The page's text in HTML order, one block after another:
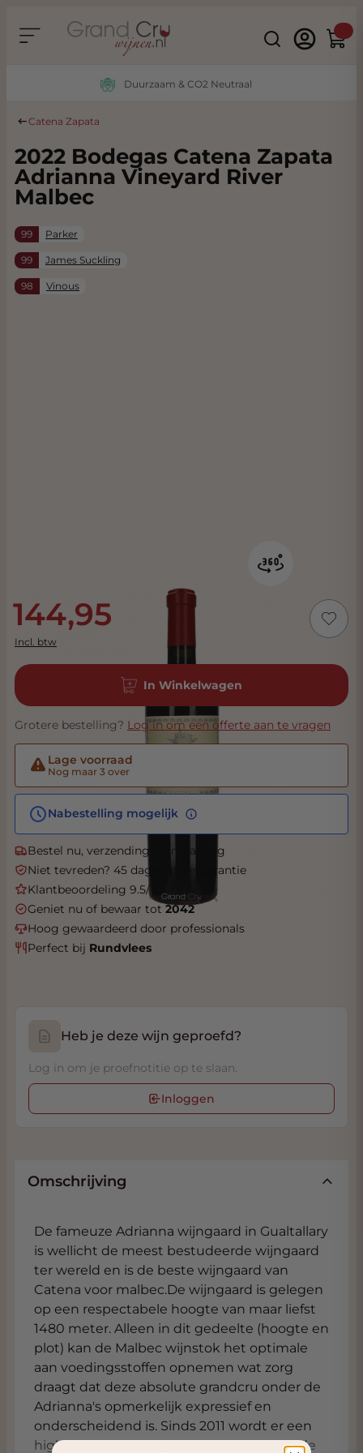
Search
Duurzaam & CO2 Neutraal
Catena Zapata
2022 Bodegas Catena Zapata
Adrianna Vineyard River
Malbec
99 Parker
99 James Suckling
98 Vinous
144,95
Incl. btw
In Winkelwagen
Grotere bestelling? Log in om een offerte aan te vragen
Lage voorraad
Nog maar 3 over
Nabestelling mogelijk
Bestel nu, verzending op maandag
Niet tevreden? 45 dagen proefgarantie
Klantbeoordeling 9.5/10
Geniet nu of bewaar tot2042
Hoog gewaardeerd door professionals
Perfect bij Rundvlees
Heb je deze wijn geproefd?
Log in om je proefnotitie op te slaan.
Inloggen
Omschrijving
De fameuze Adrianna wijngaard in Gualtallary
is wellicht de meest bestudeerde wijngaard
ter wereld en is de beste wijngaard van
Catena voor malbec.De wijngaard is gelegen
op een respectabele hoogte van maar liefst
1480 meter. Alleen in dit gedeelte (hoogte en
plot) kan de Malbec wijnstok het optimale
aan voedingsstoffen opnemen wat zorg
draagt dat deze absolute grandcru onder de
Adrianna's opmerkelijk expressief en
onderscheidend is. Sinds 2011 wordt er een
high-end Adrianna geproduceerd onder de